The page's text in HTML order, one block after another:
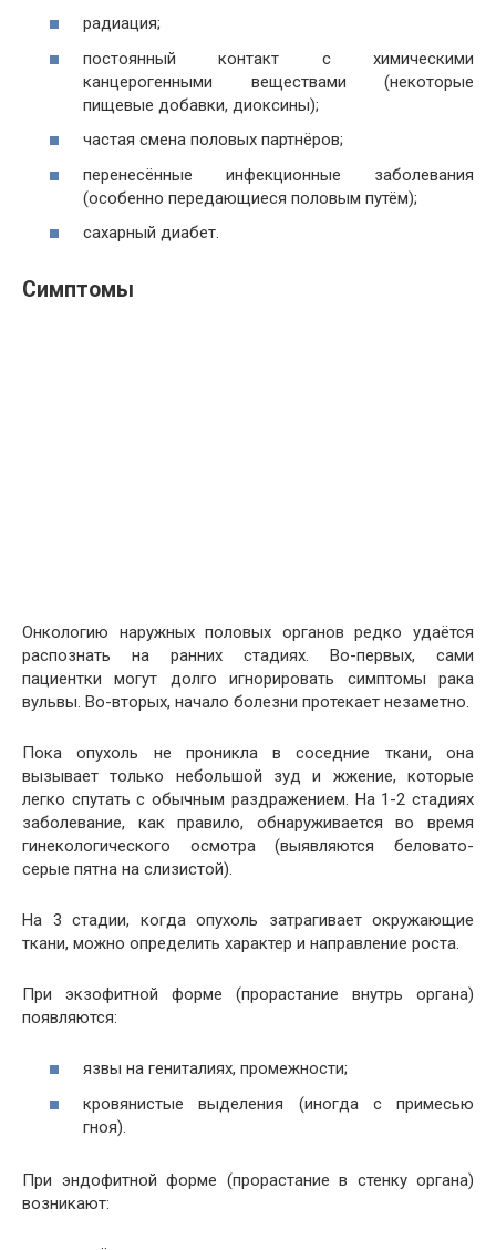
радиация;
постоянный контакт с химическими
канцерогенными веществами (некоторые
пищевые добавки, диоксины);
частая смена половых партнёров;
перенесённые инфекционные заболевания
(особенно передающиеся половым путём);
сахарный диабет.
Симптомы
Онкологию наружных половых органов редко удаётся
распознать на ранних стадиях. Во-первых, сами
пациентки могут долго игнорировать симптомы рака
вульвы. Во-вторых, начало болезни протекает незаметно.
Пока опухоль не проникла в соседние ткани, она
вызывает только небольшой зуд и жжение, которые
легко спутать с обычным раздражением. На 1-2 стадиях
заболевание, как правило, обнаруживается во время
гинекологического осмотра (выявляются беловато-
серые пятна на слизистой).
На 3 стадии, когда опухоль затрагивает окружающие
ткани, можно определить характер и направление роста.
При экзофитной форме (прорастание внутрь органа)
появляются:
язвы на гениталиях, промежности;
кровянистые выделения (иногда с примесью
гноя).
При эндофитной форме (прорастание в стенку органа)
возникают: